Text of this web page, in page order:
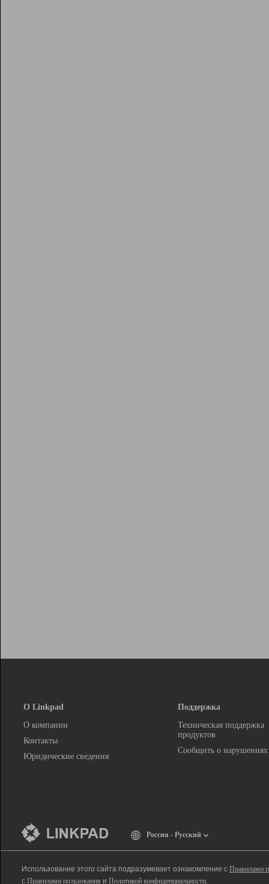
О Linkpad
О компании
Контакты
Юридические сведения
Поддержка
Техническая поддержка
продуктов
Сообщить о нарушениях
Россия - Русский
Использование этого сайта подразумевает ознакомление с Правилами
с Правилами пользования и Политикой конфиденциальности.